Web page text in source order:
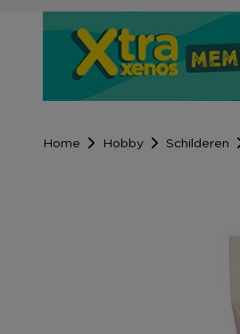
Home Hobby Schilderen